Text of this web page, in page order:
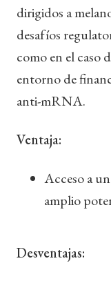
dirigidos a
desafíos
como en el caso
entorno de
anti-mRNA.
Ventaja:
Acceso a
amplio
Desventajas: